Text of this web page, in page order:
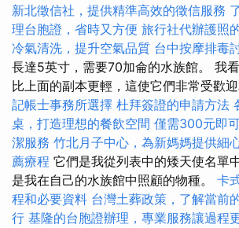
新北徵信社，提供精準高效的徵信服務
理台胞證，省時又方便 旅行社代辦護照
冷氣清洗，提升空氣品質 台中按摩排毒
長達5英寸，需要70加侖的水族館。 我
比上面的副本更輕，這使它們非常受歡
記帳士事務所選擇 杜拜簽證的申請方法
桌，打造理想的餐飲空間 僅需300元即
潔服務 竹北月子中心，為新媽媽提供細
薦療程 它們是我從列表中的矮天使名單
是我在自己的水族館中照顧的物種。 卡
程和必要資料 台灣土葬政策，了解當前
行 基隆的台胞證辦理，專業服務讓過程